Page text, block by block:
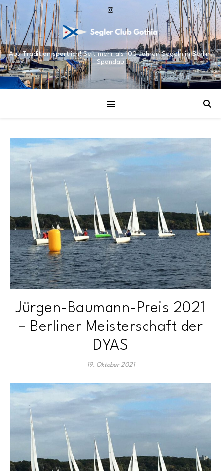
Aus Tradition sportlich! Seit mehr als 100 Jahren Segeln in Berlin-
Spandau
Jürgen-Baumann-Preis 2021
– Berliner Meisterschaft der
DYAS
19. Oktober 2021